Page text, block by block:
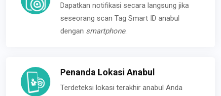
Dapatkan notifikasi secara langsung jika
seseorang scan Tag Smart ID anabul
dengan smartphone.
Penanda Lokasi Anabul
Terdeteksi lokasi terakhir anabul Anda